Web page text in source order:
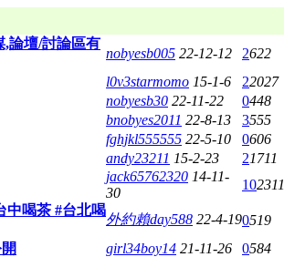
,論壇/討論區有
nobyesb005 22-12-12 2622
l0v3starmomo 15-1-6 22027
nobyesb30 22-11-22 0448
bnobyes2011 22-8-13 3555
fghjkl555555 22-5-10 0606
andy23211 15-2-23 21711
jack65762320 14-11-
30
102311
中喝茶 #台北喝
外約賴day588 22-4-190519
girl34boy14 21-11-26 0584